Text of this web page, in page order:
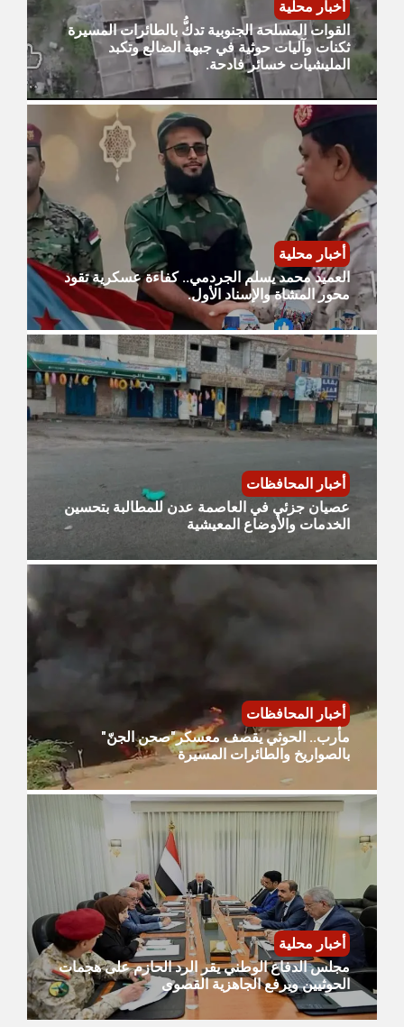
أخبار محلية
القوات المسلحة الجنوبية تدكُّ بالطائرات المسيرة
ثكنات وآليات حوثية في جبهة الضالع وتكبد
المليشيات خسائر فادحة.
أخبار محلية
العميد محمد يسلم الجردمي.. كفاءة عسكرية تقود
محور المشاة والإسناد الأول.
أخبار المحافظات
عصيان جزئي في العاصمة عدن للمطالبة بتحسين
الخدمات والأوضاع المعيشية
أخبار المحافظات
مأرب.. الحوثي يقصف معسكر"صحن الجنّ"
بالصواريخ والطائرات المسيرة
أخبار محلية
مجلس الدفاع الوطني يقر الرد الحازم على هجمات
الحوثيين ويرفع الجاهزية القصوى